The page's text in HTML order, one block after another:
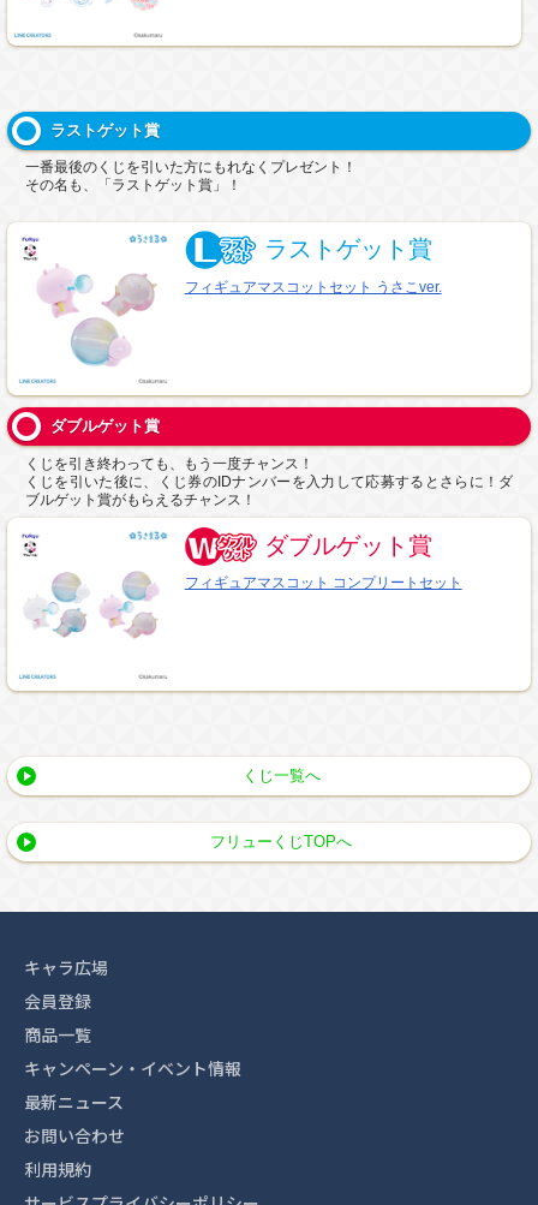
ラストゲット賞
一番最後のくじを引いた方にもれなくプレゼント！
その名も、「ラストゲット賞」！
ラストゲット賞
フィギュアマスコットセット うさこver.
ダブルゲット賞
くじを引き終わっても、もう一度チャンス！
くじを引いた後に、くじ券のIDナンバーを入力して応募するとさらに！ダ
ブルゲット賞がもらえるチャンス！
ダブルゲット賞
フィギュアマスコット コンプリートセット
くじ一覧へ
フリューくじTOPへ
キャラ広場
会員登録
商品一覧
キャンペーン・イベント情報
最新ニュース
お問い合わせ
利用規約